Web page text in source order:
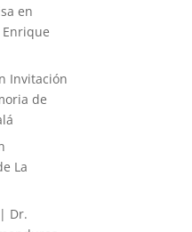
en
Invitación
de
La
Dr.